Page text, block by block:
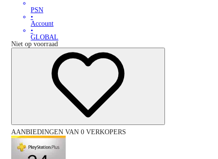
PSN
•
Account
•
GLOBAL
Niet op voorraad
AANBIEDINGEN VAN 0 VERKOPERS